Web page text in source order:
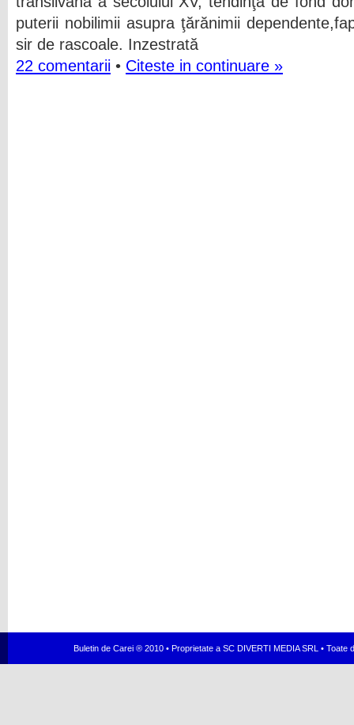
puterii nobi­limii asupra ţărănimii
sir de rascoale. In­zestrată
22 comentarii • Citeste in continuare »
Buletin de Carei ® 2010 • Proprietate a SC DIVERTI MEDIA SRL •